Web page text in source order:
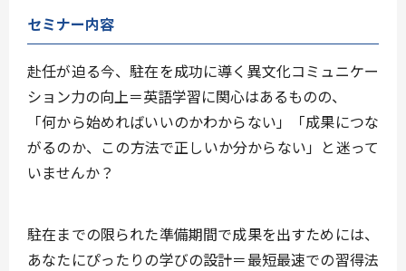
セミナー内容
赴任が迫る今、駐在を成功に導く異文化コミュニケー
ション力の向上＝英語学習に関心はあるものの、
「何から始めればいいのかわからない」「成果につな
がるのか、この方法で正しいか分からない」と迷って
いませんか？
駐在までの限られた準備期間で成果を出すためには、
あなたにぴったりの学びの設計＝最短最速での習得法